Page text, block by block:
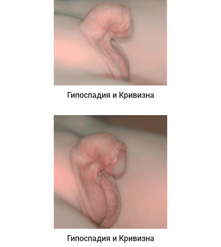
Гипоспадия и Кривизна
Гипоспадия и Кривизна